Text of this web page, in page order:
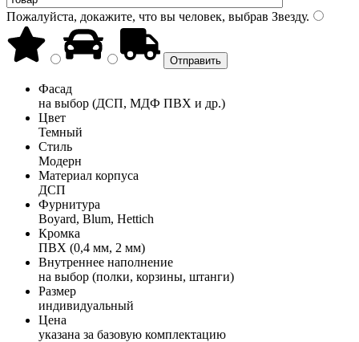
Пожалуйста, докажите, что вы человек, выбрав Звезду.
Фасад
на выбор (ДСП, МДФ ПВХ и др.)
Цвет
Темный
Стиль
Модерн
Материал корпуса
ДСП
Фурнитура
Boyard, Blum, Hettich
Кромка
ПВХ (0,4 мм, 2 мм)
Внутреннее наполнение
на выбор (полки, корзины, штанги)
Размер
индивидуальный
Цена
указана за базовую комплектацию